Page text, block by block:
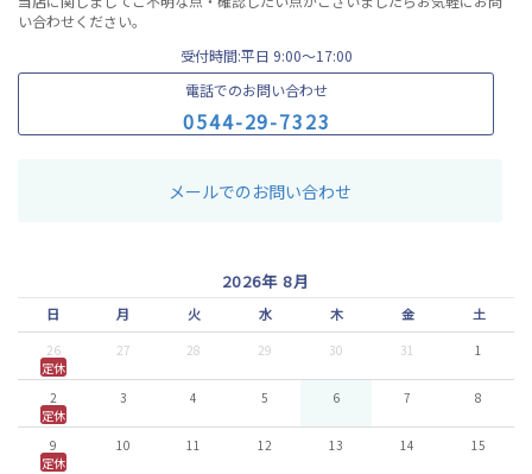
い合わせください。
受付時間:平日 9:00〜17:00
電話でのお問い合わせ
0544-29-7323
メールでのお問い合わせ
2026年 8月
日 月 火 水 木 金 土
26 27 28 29 30 31
1
定休
2
3 4 5 6 7
8
定休
9
10 11 12 13 14
15
定休